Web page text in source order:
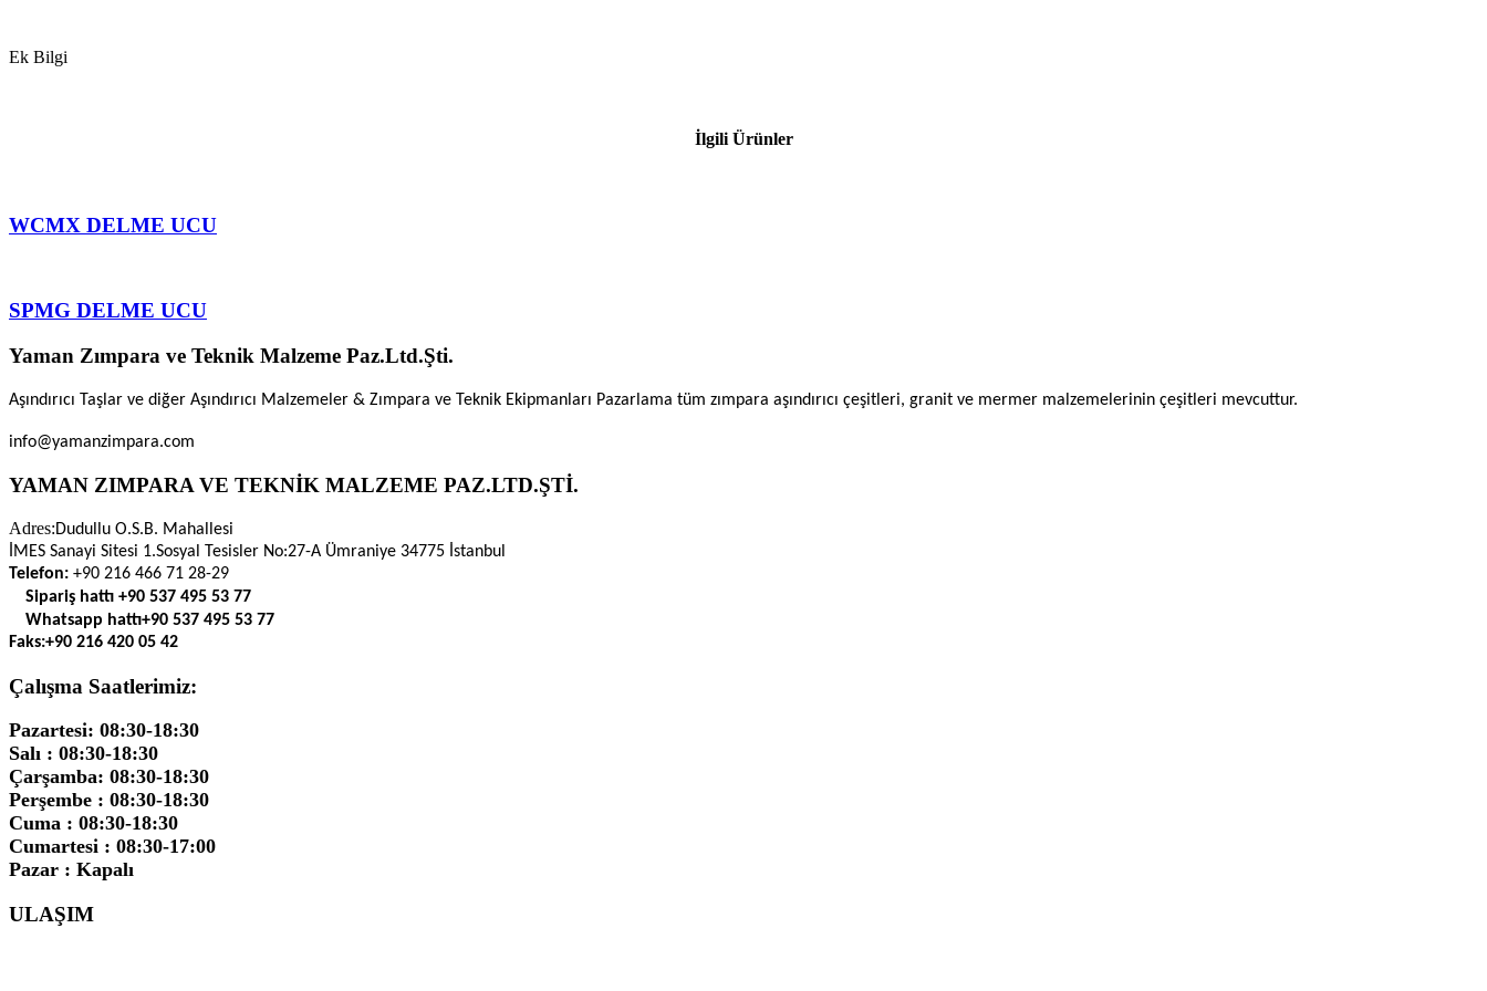
Ek Bilgi
İlgili Ürünler
WCMX DELME UCU
SPMG DELME UCU
Yaman Zımpara ve Teknik Malzeme Paz.Ltd.Şti.
Aşındırıcı Taşlar ve diğer Aşındırıcı Malzemeler & Zımpara ve Teknik Ekipmanları Pazarlama tüm zımpara aşındırıcı çeşitleri, granit ve mermer malzemelerinin çeşitleri mevcuttur.
info@yamanzimpara.com
YAMAN ZIMPARA VE TEKNİK MALZEME PAZ.LTD.ŞTİ.
Adres:Dudullu O.S.B. Mahallesi
İMES Sanayi Sitesi 1.Sosyal Tesisler No:27-A Ümraniye 34775 İstanbul
Telefon: +90 216 466 71 28-29
Sipariş hattı +90 537 495 53 77
Whatsapp hattı+90 537 495 53 77
Faks:+90 216 420 05 42
Çalışma Saatlerimiz:
Pazartesi: 08:30-18:30
Salı : 08:30-18:30
Çarşamba: 08:30-18:30
Perşembe : 08:30-18:30
Cuma : 08:30-18:30
Cumartesi : 08:30-17:00
Pazar : Kapalı
ULAŞIM